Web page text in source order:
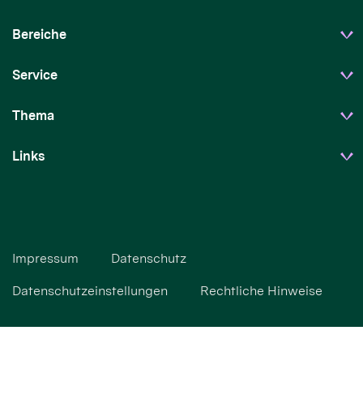
Bereiche
Service
Thema
Links
Impressum Datenschutz
Datenschutzeinstellungen Rechtliche Hinweise